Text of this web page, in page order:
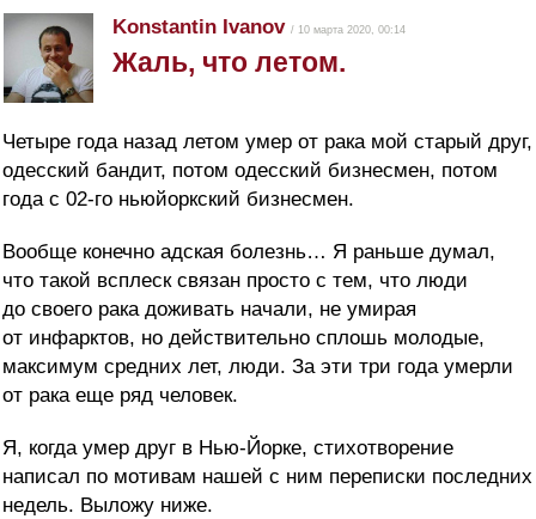
Konstantin Ivanov / 10 марта 2020, 00:14
Жаль, что летом.
Четыре года назад летом умер от рака мой старый друг,
одесский бандит, потом одесский бизнесмен, потом
года с 02-го ньюйоркский бизнесмен.
Вообще конечно адская болезнь… Я раньше думал,
что такой всплеск связан просто с тем, что люди
до своего рака доживать начали, не умирая
от инфарктов, но действительно сплошь молодые,
максимум средних лет, люди. За эти три года умерли
от рака еще ряд человек.
Я, когда умер друг в Нью-Йорке, стихотворение
написал по мотивам нашей с ним переписки последних
недель. Выложу ниже.